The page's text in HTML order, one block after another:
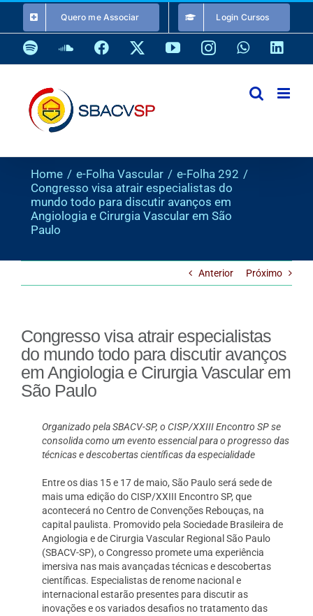
o
conteúdo
Quero me Associar Login Cursos
SpotifySoundCloud
Facebook YouTubeInstagramWhatsApp
Home e-Folha Vascular
e-Folha 292
Congresso visa atrair especialistas do
mundo todo para discutir avanços em
Angiologia e Cirurgia Vascular em São
Paulo
Anterior Próximo
Congresso visa atrair especialistas
do mundo todo para discutir avanços
em Angiologia e Cirurgia Vascular em
São Paulo
Organizado pela SBACV-SP, o CISP/XXIII Encontro SP se
consolida como um evento essencial para o progresso das
técnicas e descobertas científicas da especialidade
Entre os dias 15 e 17 de maio, São Paulo será sede de
mais uma edição do CISP/XXIII Encontro SP, que
acontecerá no Centro de Convenções Rebouças, na
capital paulista. Promovido pela Sociedade Brasileira de
Angiologia e de Cirurgia Vascular Regional São Paulo
(SBACV-SP), o Congresso promete uma experiência
imersiva nas mais avançadas técnicas e descobertas
científicas. Especialistas de renome nacional e
internacional estarão presentes para discutir as
inovações e os variados desafios no tratamento das